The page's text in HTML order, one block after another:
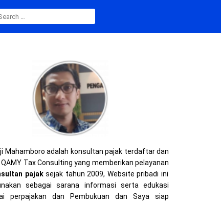
FOR:
Mahamboro adalah konsultan pajak terdaftar dan
QAMY Tax Consulting yang memberikan pelayanan
pajaksejak tahun 2009, Website pribadi ini
sebagai sarana informasi serta edukasi
perpajakan dan Pembukuan dan Saya siap